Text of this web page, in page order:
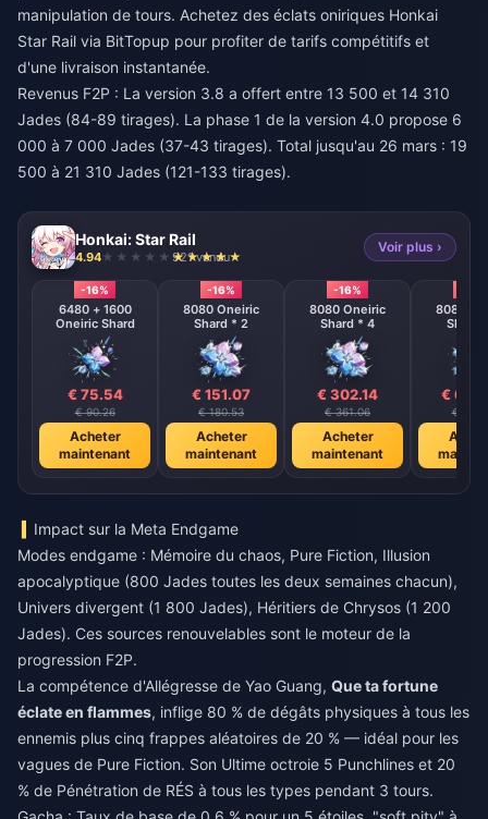
manipulation de tours. Achetez des éclats oniriques Honkai
Star Rail via BitTopup pour profiter de tarifs compétitifs et
d'une livraison instantanée.
Revenus F2P : La version 3.8 a offert entre 13 500 et 14 310
Jades (84-89 tirages). La phase 1 de la version 4.0 propose 6
000 à 7 000 Jades (37-43 tirages). Total jusqu'au 26 mars : 19
500 à 21 310 Jades (121-133 tirages).
Honkai: Star Rail
4.94 921 vendu
Voir plus ›
-16%
6480 + 1600
Oneiric Shard
€ 75.54
€ 90.26
Acheter
maintenant
-16%
8080 Oneiric
Shard * 2
€ 151.07
€ 180.53
Acheter
maintenant
-16%
8080 Oneiric
Shard * 4
€ 302.14
€ 361.06
Acheter
maintenant
8080
Shard
€
€
Impact sur la Meta Endgame
Modes endgame : Mémoire du chaos, Pure Fiction, Illusion
apocalyptique (800 Jades toutes les deux semaines chacun),
Univers divergent (1 800 Jades), Héritiers de Chrysos (1 200
Jades). Ces sources renouvelables sont le moteur de la
progression F2P.
La compétence d'Allégresse de Yao Guang, Que ta fortune
éclate en flammes, inflige 80 % de dégâts physiques à tous les
ennemis plus cinq frappes aléatoires de 20 % — idéal pour les
vagues de Pure Fiction. Son Ultime octroie 5 Punchlines et 20
% de Pénétration de RÉS à tous les types pendant 3 tours.